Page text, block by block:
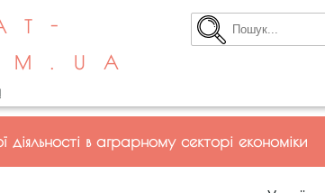
діяльності в аграрному секторі економіки